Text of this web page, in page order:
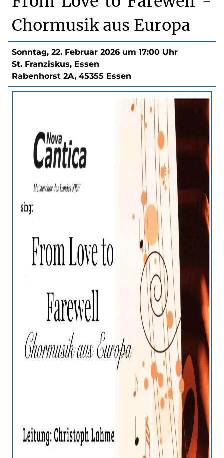
Chormusik aus Europa
Sonntag, 22. Februar 2026 um 17:00 Uhr
St. Franziskus, Essen
Rabenhorst 2A, 45355 Essen